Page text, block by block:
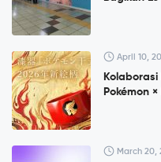
April 10,
Pokémon
March 20,